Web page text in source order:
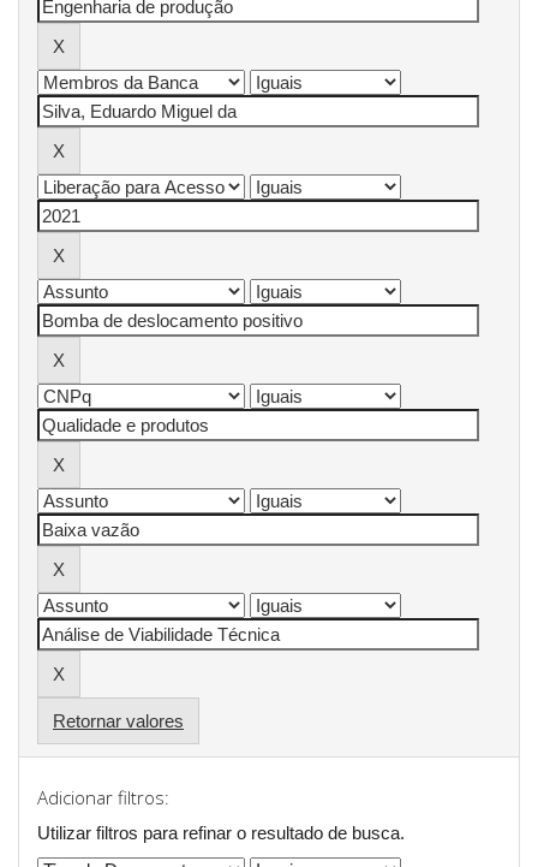
Retornar valores
Adicionar filtros:
Utilizar filtros para refinar o resultado de busca.